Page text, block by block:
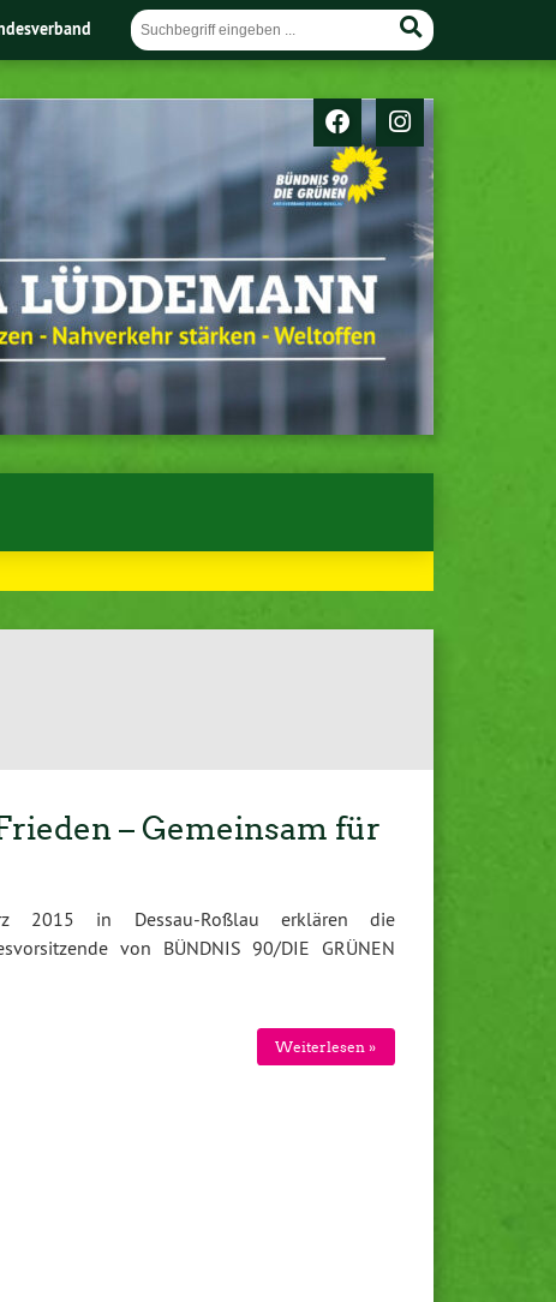
– Gemeinsam für
2015 in Dessau-Roßlau erklären die
von BÜNDNIS 90/DIE GRÜNEN
Weiterlesen »